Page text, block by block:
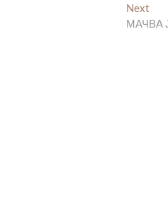
Next
МАЧВА